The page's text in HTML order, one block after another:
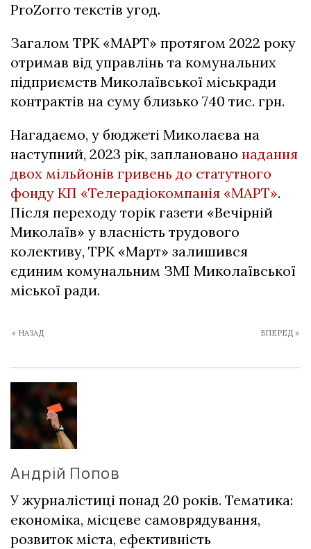
ProZorro текстів угод.
Загалом ТРК «МАРТ» протягом 2022 року
отримав від управлінь та комунальних
підприємств Миколаївської міськради
контрактів на суму близько 740 тис. грн.
Нагадаємо, у бюджеті Миколаєва на
наступний, 2023 рік, заплановано надання
двох мільйонів гривень до статутного
фонду КП «Телерадіокомпанія «МАРТ».
Після переходу торік газети «Вечірній
Миколаїв» у власність трудового
колективу, ТРК «Март» залишився
єдиним комунальним ЗМІ Миколаївської
міської ради.
« НАЗАД ВПЕРЕД »
Андрій Попов
У журналістиці понад 20 років. Тематика:
економіка, місцеве самоврядування,
розвиток міста, ефективність